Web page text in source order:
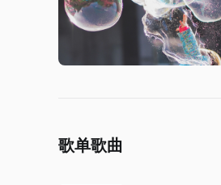
歌单歌曲